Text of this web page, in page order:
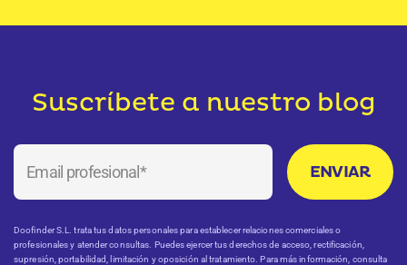
Suscríbete a nuestro blog
Doofinder S.L. trata tus datos personales para establecer relaciones comerciales o
profesionales y atender consultas. Puedes ejercer tus derechos de acceso, rectificación,
supresión, portabilidad, limitación y oposición al tratamiento. Para más información, consulta